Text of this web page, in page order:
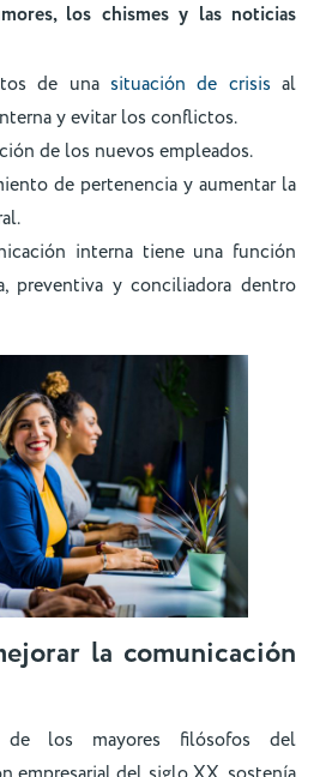
los chismes y las noticias
de una situación de crisisal
y evitar los conflictos.
de los nuevos empleados.
de pertenencia y aumentar la
interna tiene una función
preventiva y conciliadora dentro
la comunicación
de los mayores filósofos del